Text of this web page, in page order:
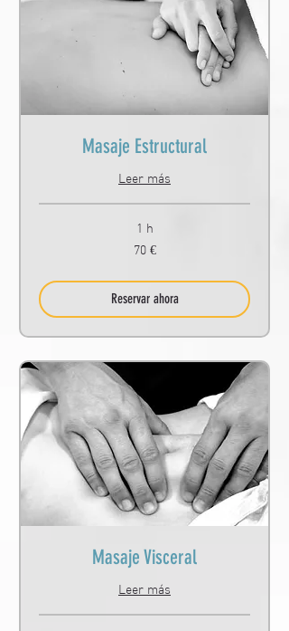
Masaje Estructural
Leer más
1 h
70 €
Reservar ahora
Masaje Visceral
Leer más